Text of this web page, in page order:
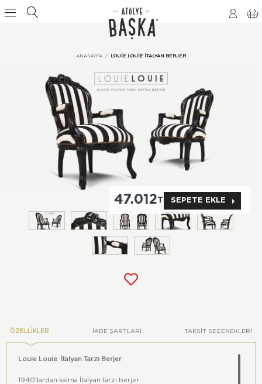
ANASAYFA LOUIE LOUIE ITALYAN BERJER
47.012TL SEPETE EKLE
ÖZELLIKLER İADE ŞARTLARI TAKSIT SEÇENEKLERI
Louie Louie İtalyan Tarzı Berjer
1940'lardan kalma İtalyan tarzı berjer.